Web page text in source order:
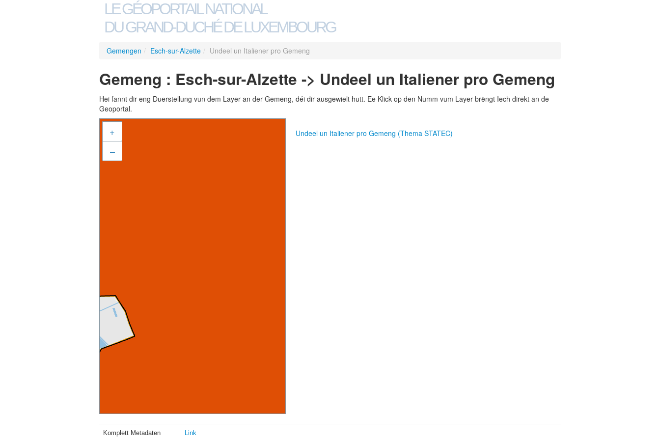
LE GÉOPORTAIL NATIONAL
DU GRAND-DUCHÉ DE LUXEMBOURG
Gemengen / Esch-sur-Alzette / Undeel un Italiener pro Gemeng
Gemeng : Esch-sur-Alzette -> Undeel un Italiener pro Gemeng
Hei fannt dir eng Duerstellung vun dem Layer an der Gemeng, déi dir ausgewielt hutt. Ee Klick op den Numm vum Layer brëngt Iech direkt an de
Geoportal.
+
–
Undeel un Italiener pro Gemeng (Thema STATEC)
Komplett Metadaten Link